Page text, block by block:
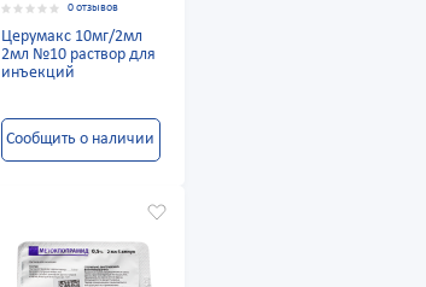
0 отзывов
Церумакс 10мг/2мл
2мл №10 раствор для
инъекций
Сообщить о наличии